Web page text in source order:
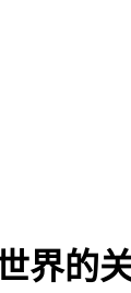
界的